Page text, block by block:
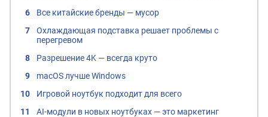
Все китайские бренды — мусор
Охлаждающая подставка решает проблемы с
перегревом
Разрешение 4K — всегда круто
macOS лучше Windows
Игровой ноутбук подходит для всего
AI-модули в новых ноутбуках — это маркетинг